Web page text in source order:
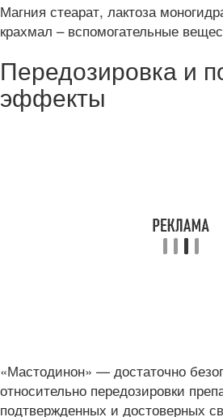
Магния стеарат, лактоза
крахмал – вспомогательные
Передозировка и
эффекты
«Мастодинон» — достаточно
относительно передозировки
подтвержденных и достоверных